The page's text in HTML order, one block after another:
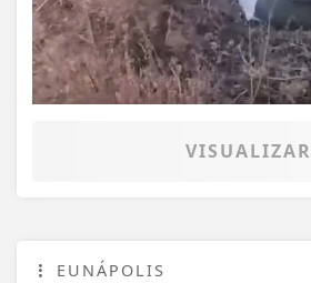
VISUALIZAR
EUNÁPOLIS